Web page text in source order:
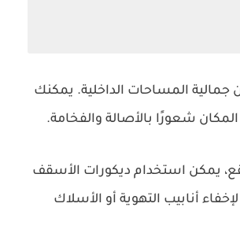
المساحات الداخلية. يمكنك
شعورًا بالأصالة والفخامة.
يمكن استخدام ديكورات الأسقف
أنابيب التهوية أو الأسلاك